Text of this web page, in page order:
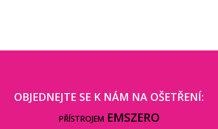
OBJEDNEJTE SE K NÁM NA OŠETŘENÍ:
PŘÍSTROJEM EMSZERO